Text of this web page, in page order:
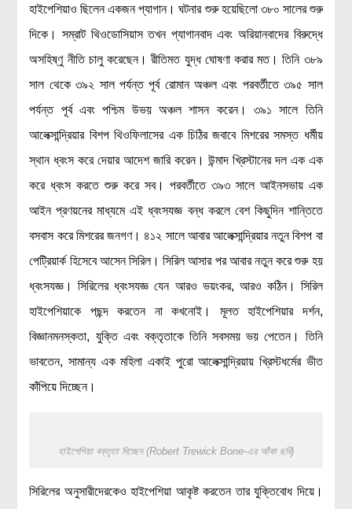
হাইপেশিয়াও ছিলেন একজন প্যাগান। ঘটনার শুরু হয়েছিলো ৩৮০ সালের শুরু
দিকে। সম্রাট থিওডোসিয়াস তখন প্যাগানবাদ এবং অরিয়ানবাদের বিরুদ্ধে
অসহিষ্ণু নীতি চালু করেছেন। রীতিমত যুদ্ধ ঘোষণা করার মত। তিনি ৩৮৯
সাল থেকে ৩৯২ সাল পর্যন্ত পূর্ব রোমান অঞ্চল এবং পরবর্তীতে ৩৯৫ সাল
পর্যন্ত পূর্ব এবং পশ্চিম উভয় অঞ্চল শাসন করেন। ৩৯১ সালে তিনি
আলেক্সান্দ্রিয়ার বিশপ থিওফিলাসের এক চিঠির জবাবে মিশরের সমস্ত ধর্মীয়
স্থান ধ্বংস করে দেয়ার আদেশ জারি করেন। উন্মাদ খ্রিস্টানের দল এক এক
করে ধ্বংস করতে শুরু করে সব। পরবর্তীতে ৩৯৩ সালে আইনসভায় এক
আইন প্রণয়নের মাধ্যমে এই ধ্বংসযজ্ঞ বন্ধ করলে বেশ কিছুদিন শান্তিতে
বসবাস করে মিশরের জনগণ। ৪১২ সালে আবার আলেক্সান্দ্রিয়ার নতুন বিশপ বা
পেট্রিয়ার্ক হিসেবে আসেন সিরিল। সিরিল আসার পর আবার নতুন করে শুরু হয়
ধ্বংসযজ্ঞ। সিরিলের ধ্বংসযজ্ঞ যেন আরও ভয়ংকর, আরও কঠিন। সিরিল
হাইপেশিয়াকে পছন্দ করতেন না কখনোই। মূলত হাইপেশিয়ার দর্শন,
বিজ্ঞানমনস্কতা, যুক্তি এবং বক্তৃতাকে তিনি সবসময় ভয় পেতেন। তিনি
ভাবতেন, সামান্য এক মহিলা একাই পুরো আলেক্সান্দ্রিয়ায় খ্রিস্টধর্মের ভীত
কাঁপিয়ে দিচ্ছেন।
হাইপেশিয়া বক্তৃতা দিচ্ছেন (Robert Trewick Bone-এর আঁকা ছবি)
সিরিলের অনুসারীদেরকেও হাইপেশিয়া আকৃষ্ট করতেন তার যুক্তিবোধ দিয়ে।